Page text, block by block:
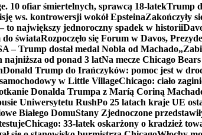
10 ofiar śmiertelnych, sprawcą 18-latekTrump
ws. kontrowersji wokół EpsteinaZakończyły
to największy jednoroczny spadek w historii
do świataRozpoczęło się Forum w Davos,
– Trump dostał medal Nobla od Machado
od ponad 3 latNa mecze Chicago
Donald Trump do Irańczyków: pomoc jest w
w Little VillageChicago: ciało
Donalda Trumpa z Maríą Coriną
Uniwersytetu RushPo 25 latach kraje UE
Białego DomuStany Zjednoczone
Chicago: 33-latek oskarżony o kradzież